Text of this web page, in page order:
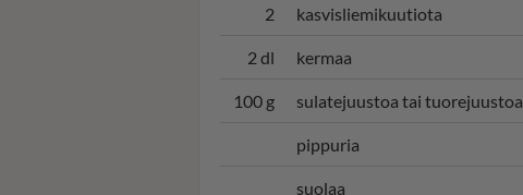
2 kasvisliemikuutiota
2 dl kermaa
100 g sulatejuustoa tai tuorejuustoa
pippuria
suolaa